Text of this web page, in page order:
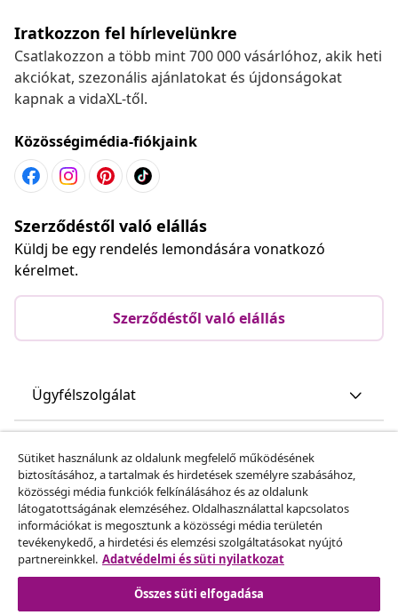
Iratkozzon fel hírlevelünkre
Csatlakozzon a több mint 700 000 vásárlóhoz, akik heti
akciókat, szezonális ajánlatokat és újdonságokat
kapnak a vidaXL-től.
Közösségimédia-fiókjaink
Szerződéstől való elállás
Küldj be egy rendelés lemondására vonatkozó
kérelmet.
Szerződéstől való elállás
Ügyfélszolgálat
vidaXL
Fedezz fel többet
Sütiket használunk az oldalunk megfelelő működésének
biztosításához, a tartalmak és hirdetések személyre szabásához,
közösségi média funkciók felkínálásához és az oldalunk
látogatottságának elemzéséhez. Oldalhasználattal kapcsolatos
információkat is megosztunk a közösségi média területén
tevékenykedő, a hirdetési és elemzési szolgáltatásokat nyújtó
partnereinkkel. Adatvédelmi és süti nyilatkozat
Összes süti elfogadása